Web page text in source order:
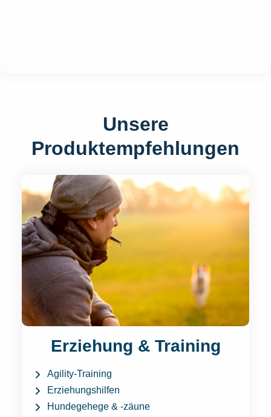
Unsere
Produktempfehlungen
Erziehung & Training
Agility-Training
Erziehungshilfen
Hundegehege & -zäune